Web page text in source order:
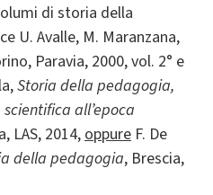
di storia della
U. Avalle, M. Maranzana,
Paravia, 2000, vol. 2° e
Storia della pedagogia,
all’epoca
LAS, 2014, oppure F. De
della pedagogia, Brescia,